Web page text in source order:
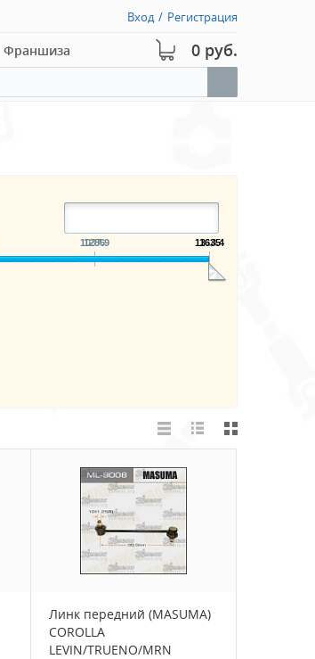
Вход / Регистрация
Франшиза 0 руб.
1037.9 1318.4
1286 1635
Линк передний (MASUMA)
COROLLA
LEVIN/TRUENO/MRN